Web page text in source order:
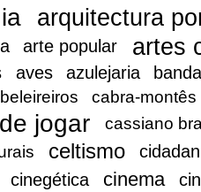
arquitectura
arte popular artes
aves azulejaria
cabra-montês
jogar
cassiano
celtismo
cinegética
cinema